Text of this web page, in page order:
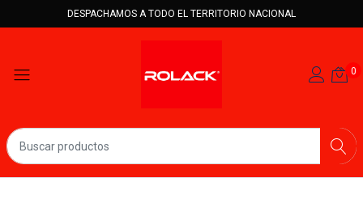
DESPACHAMOS A TODO EL TERRITORIO NACIONAL
0